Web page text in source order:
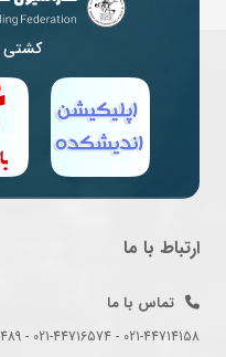
کشتی
ارتباط با ما
تماس با ما
021-44714158 - 021-44716574 - 021-44714489